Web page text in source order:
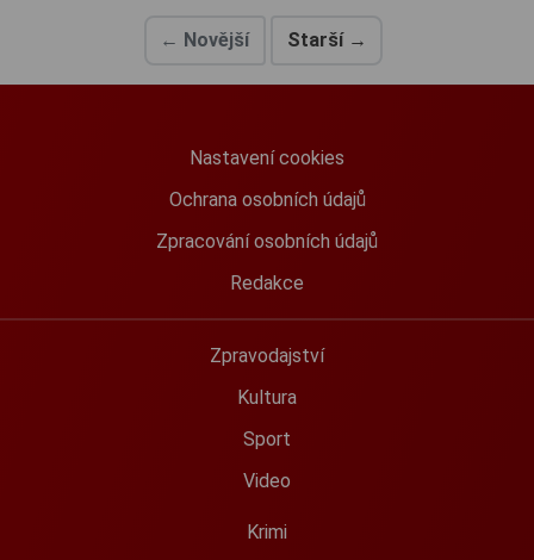
← Novější Starší →
Nastavení cookies
Ochrana osobních údajů
Zpracování osobních údajů
Redakce
Zpravodajství
Kultura
Sport
Video
Krimi